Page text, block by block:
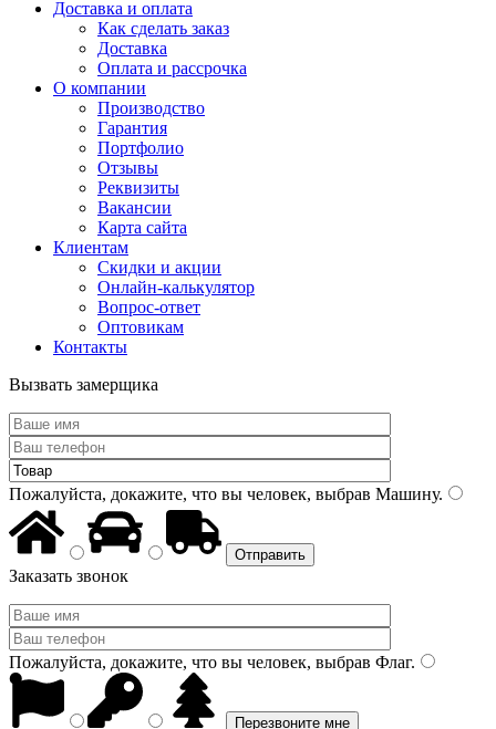
Доставка и оплата
Как сделать заказ
Доставка
Оплата и рассрочка
О компании
Производство
Гарантия
Портфолио
Отзывы
Реквизиты
Вакансии
Карта сайта
Клиентам
Скидки и акции
Онлайн-калькулятор
Вопрос-ответ
Оптовикам
Контакты
Вызвать замерщика
Пожалуйста, докажите, что вы человек, выбрав Машину.
Заказать звонок
Пожалуйста, докажите, что вы человек, выбрав Флаг.